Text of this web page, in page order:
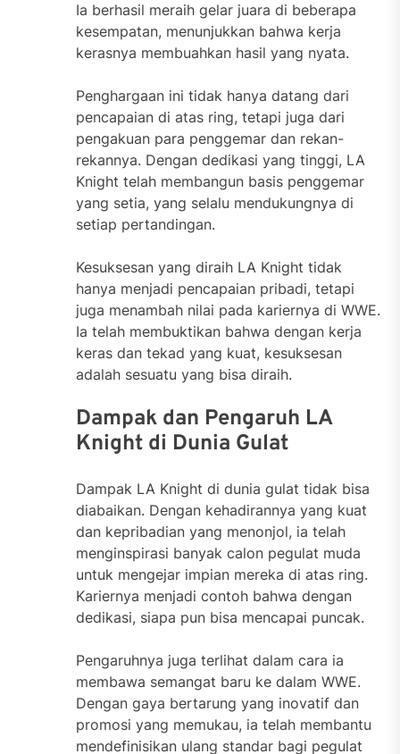
Ia berhasil meraih gelar juara di beberapa
kesempatan, menunjukkan bahwa kerja
kerasnya membuahkan hasil yang nyata.
Penghargaan ini tidak hanya datang dari
pencapaian di atas ring, tetapi juga dari
pengakuan para penggemar dan rekan-
rekannya. Dengan dedikasi yang tinggi, LA
Knight telah membangun basis penggemar
yang setia, yang selalu mendukungnya di
setiap pertandingan.
Kesuksesan yang diraih LA Knight tidak
hanya menjadi pencapaian pribadi, tetapi
juga menambah nilai pada kariernya di WWE.
Ia telah membuktikan bahwa dengan kerja
keras dan tekad yang kuat, kesuksesan
adalah sesuatu yang bisa diraih.
Dampak dan Pengaruh LA
Knight di Dunia Gulat
Dampak LA Knight di dunia gulat tidak bisa
diabaikan. Dengan kehadirannya yang kuat
dan kepribadian yang menonjol, ia telah
menginspirasi banyak calon pegulat muda
untuk mengejar impian mereka di atas ring.
Kariernya menjadi contoh bahwa dengan
dedikasi, siapa pun bisa mencapai puncak.
Pengaruhnya juga terlihat dalam cara ia
membawa semangat baru ke dalam WWE.
Dengan gaya bertarung yang inovatif dan
promosi yang memukau, ia telah membantu
mendefinisikan ulang standar bagi pegulat